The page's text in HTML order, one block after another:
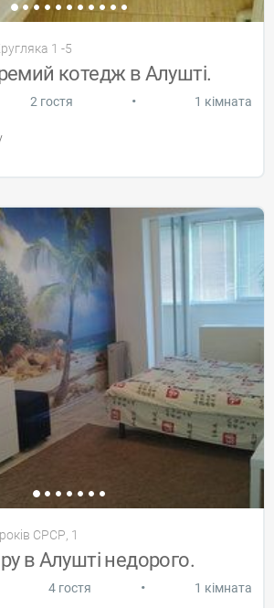
1 -5
котедж в Алушті.
2 гостя • 1 кімната
СРСР, 1
в Алушті недорого.
4 гостя • 1 кімната